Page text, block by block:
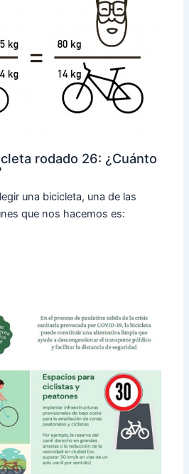
rodado 26: ¿Cuánto
una bicicleta, una de las
que nos hacemos es: